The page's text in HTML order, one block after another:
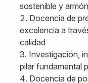
sostenible y
Docencia de
excelencia a
calidad
Investigación,
pilar fundamental
Docencia de